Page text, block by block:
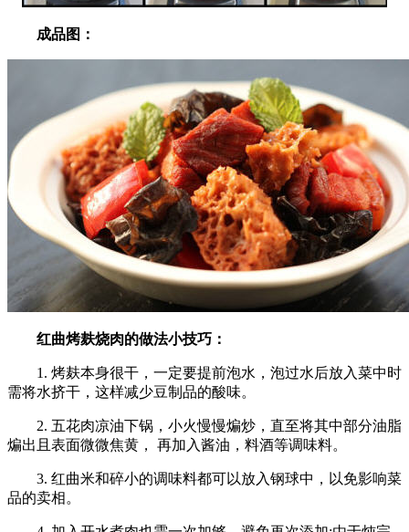
成品图：
红曲烤麸烧肉的做法小技巧：
1. 烤麸本身很干，一定要提前泡水，泡过水后放入菜中时
需将水挤干，这样减少豆制品的酸味。
2. 五花肉凉油下锅，小火慢慢煸炒，直至将其中部分油脂
煸出且表面微微焦黄， 再加入酱油，料酒等调味料。
3. 红曲米和碎小的调味料都可以放入钢球中，以免影响菜
品的卖相。